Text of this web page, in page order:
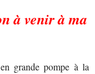
à venir à ma
grande pompe à la